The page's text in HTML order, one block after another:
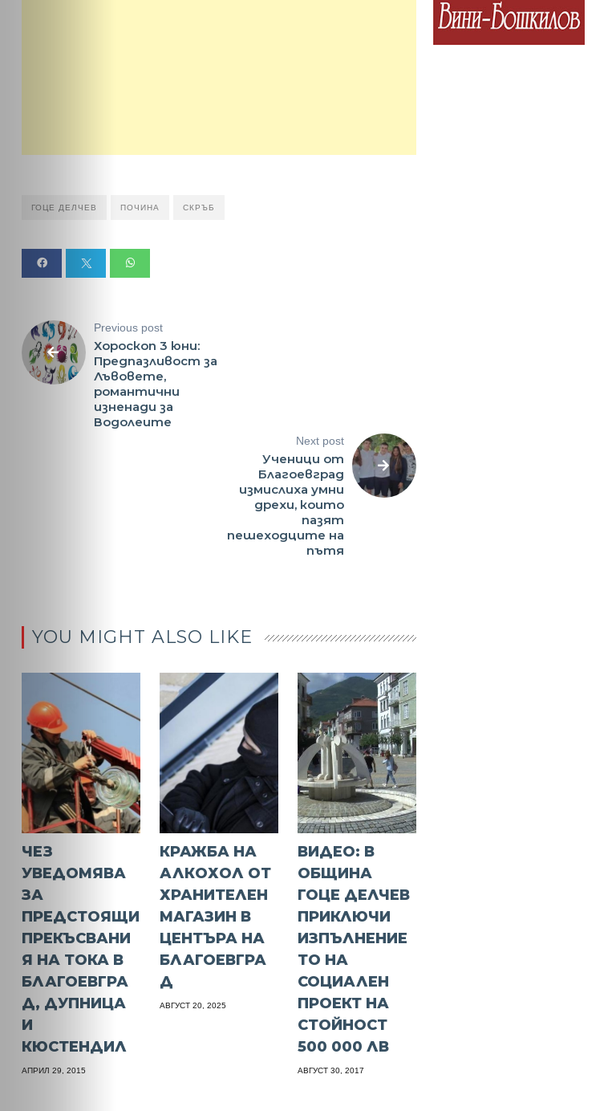
обяви
Таблоид
Новини
ГОЦЕ ДЕЛЧЕВ ПОЧИНА СКРЪБ
Previous post
Хороскоп 3 юни:
Предпазливост за
Лъвовете,
романтични
изненади за
Водолеите
Next post
Ученици от
Благоевград
измислиха умни
дрехи, които
пазят
пешеходците на
пътя
YOU MIGHT ALSO LIKE
ЧЕЗ
УВЕДОМЯВА
ЗА
ПРЕДСТОЯЩИ
ПРЕКЪСВАНИ
Я НА ТОКА В
БЛАГОЕВГРА
Д, ДУПНИЦА
И
КЮСТЕНДИЛ
АПРИЛ 29, 2015
КРАЖБА НА
АЛКОХОЛ ОТ
ХРАНИТЕЛЕН
МАГАЗИН В
ЦЕНТЪРА НА
БЛАГОЕВГРА
Д
АВГУСТ 20, 2025
ВИДЕО: В
ОБЩИНА
ГОЦЕ ДЕЛЧЕВ
ПРИКЛЮЧИ
ИЗПЪЛНЕНИЕ
ТО НА
СОЦИАЛЕН
ПРОЕКТ НА
СТОЙНОСТ
500 000 ЛВ
АВГУСТ 30, 2017